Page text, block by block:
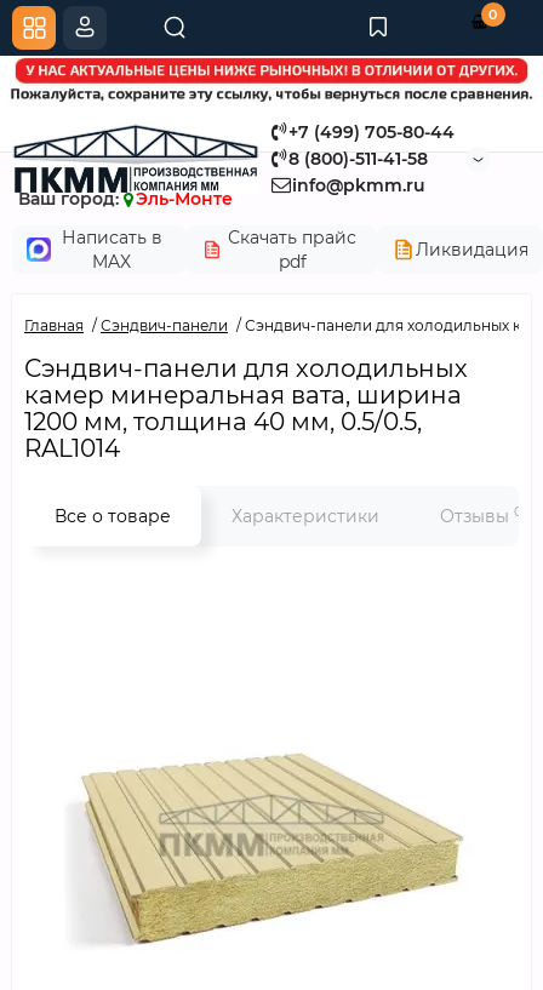
+7 (499) 705-80-44
8 (800)-511-41-58
info@pkmm.ru
Ваш город:
Эль-Монте
Написать в
MAX
Скачать прайс
pdf
Ликвидация
0
Главная Сэндвич-панели Сэндвич-панели для холодильных
Сэндвич-панели для холодильных
камер минеральная вата, ширина
1200 мм, толщина 40 мм, 0.5/0.5,
RAL1014
Все о товаре Характеристики Отзывы 0